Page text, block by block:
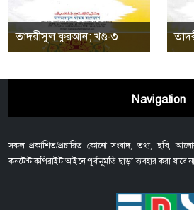
তাদরীসুল কুরআন; খণ্ড-৩
Navigation
সকল প্রকাশিত/প্রচারিত কোনো সংবাদ, তথ্য, ছবি,
কনটেন্ট কপিরাইট আইনে পূর্বানুমতি ছাড়া ব্যবহার করা যাবে